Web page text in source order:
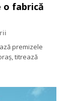
o fabrică
premizele
titrează